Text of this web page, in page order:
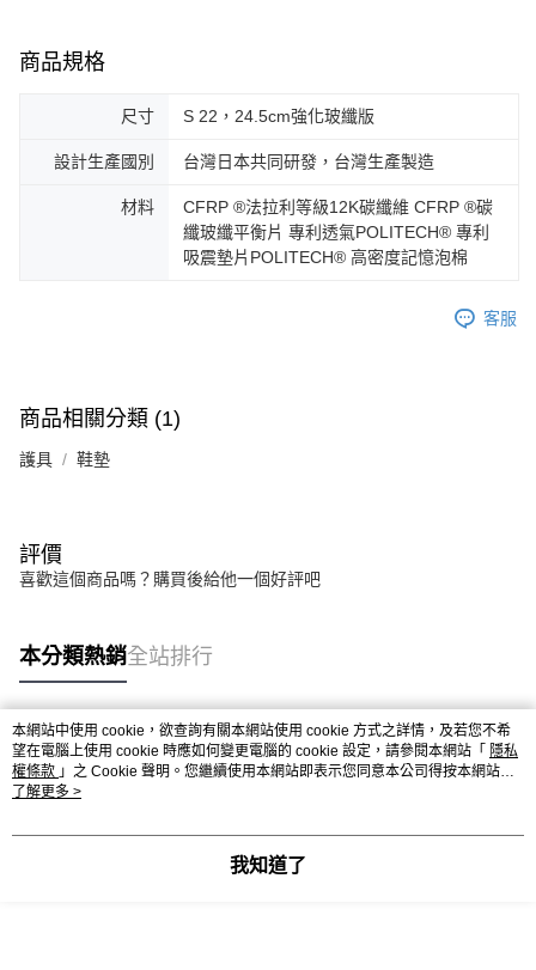
商品規格
尺寸 S 22，24.5cm強化玻纖版
設計生產國別 台灣日本共同研發，台灣生產製造
材料
CFRP ®法拉利等級12K碳纖維 CFRP ®碳
纖玻纖平衡片 專利透氣POLITECH® 專利
吸震墊片POLITECH® 高密度記憶泡棉
客服
商品相關分類 (1)
護具 鞋墊
評價
喜歡這個商品嗎？購買後給他一個好評吧
本分類熱銷全站排行
熱門標籤
本網站中使用 cookie，欲查詢有關本網站使用 cookie 方式之詳情，及若您不希
望在電腦上使用 cookie 時應如何變更電腦的 cookie 設定，請參閱本網站「 隱私
權條款 」之 Cookie 聲明。您繼續使用本網站即表示您同意本公司得按本網站使
用條款之 Cookie 聲明使用 cookie。
了解更多 >
我知道了